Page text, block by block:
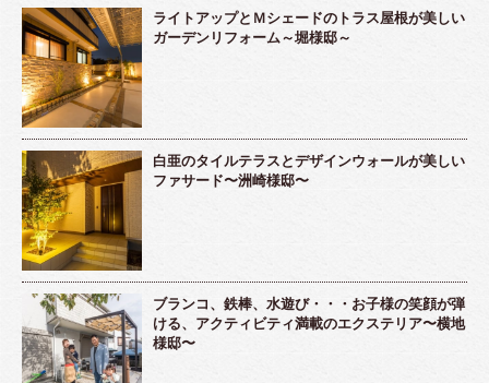
ライトアップとＭシェードのトラス屋根が美しい
ガーデンリフォーム～堀様邸～
白亜のタイルテラスとデザインウォールが美しい
ファサード〜洲崎様邸〜
ブランコ、鉄棒、水遊び・・・お子様の笑顔が弾
ける、アクティビティ満載のエクステリア〜横地
様邸〜